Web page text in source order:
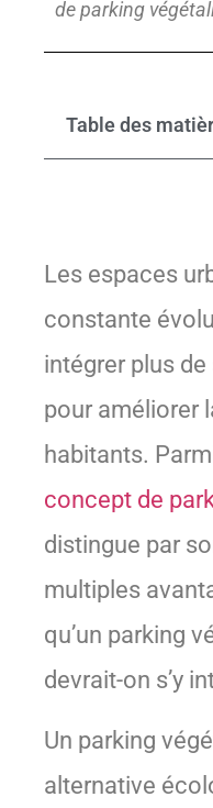
de parking
Table des
Les espaces
constante
intégrer plus
pour améliorer
habitants.
concept de
distingue par
multiples
qu’un parking
devrait-on s’y
Un parking
alternative